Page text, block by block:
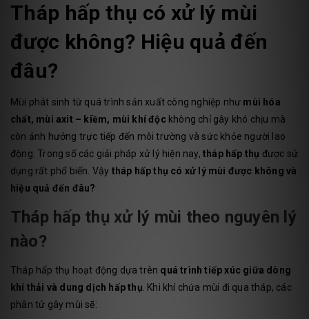
Tháp hấp thụ có xử lý mùi
được không? Hiệu quả đến
đâu?
Mùi phát sinh từ quá trình sản xuất công nghiệp như mùi hóa
chất, mùi axit – kiềm, mùi khí độckhông chỉ gây khó chịu mà
còn ảnh hưởng trực tiếp đến môi trường và sức khỏe người lao
động. Trong số các giải pháp xử lý hiện nay, tháp hấp thụ được sử
dụng rất phổ biến. Vậy tháp hấp thụ có xử lý mùi được không và
hiệu quả đến đâu?
Tháp hấp thụ xử lý mùi theo nguyên lý
nào?
Tháp hấp thụ hoạt động dựa trên quá trình tiếp xúc giữa dòng
khí thải và dung dịch hấp thụ. Khi khí chứa mùi đi qua tháp, các
phân tử gây mùi sẽ: